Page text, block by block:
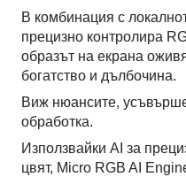
В комбинация с
прецизно контролира
образът на екрана
богатство и дълбочина.
Виж нюансите,
обработка.
Използвайки AI за
цвят, Micro RGB AI